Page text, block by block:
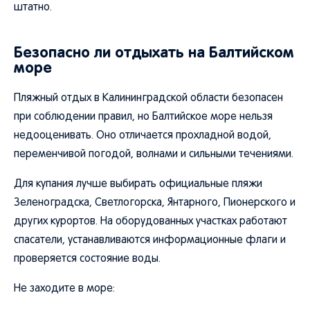
штатно.
Безопасно ли отдыхать на Балтийском
море
Пляжный отдых в Калининградской области безопасен
при соблюдении правил, но Балтийское море нельзя
недооценивать. Оно отличается прохладной водой,
переменчивой погодой, волнами и сильными течениями.
Для купания лучше выбирать официальные пляжи
Зеленоградска, Светлогорска, Янтарного, Пионерского и
других курортов. На оборудованных участках работают
спасатели, устанавливаются информационные флаги и
проверяется состояние воды.
Не заходите в море: